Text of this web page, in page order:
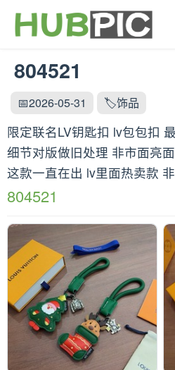
804521
📅2026-05-31 🏷️饰品
限定联名LV钥匙扣 lv包包扣
细节对版做旧处理 非市面亮
这款一直在出 lv里面热卖款
804521